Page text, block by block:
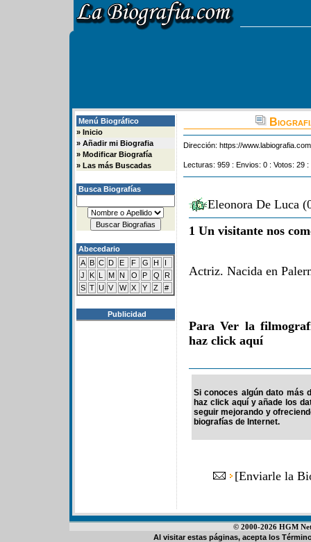
Menú Biográfico
» Inicio
» Añadir mi Biografia
» Modificar Biografía
» Las más Buscadas
Busca Biografías
Abecedario
A B C D E F G H
I
J
K L M N O P Q
R
S T U V W X Y Z #
Publicidad
Dirección: https://
Lecturas: 959 : Envios: 0 : Votos: 29
Eleonora De Luca
1 Un visitante nos
Actriz. Nacida en
Para Ver la
haz click aquí
Si conoces algún dato más
haz click aquí y añade los
seguir mejorando y
biografías de Internet.
[Enviarle la
© 2000-2026 HGM
Al visitar estas páginas, acepta los